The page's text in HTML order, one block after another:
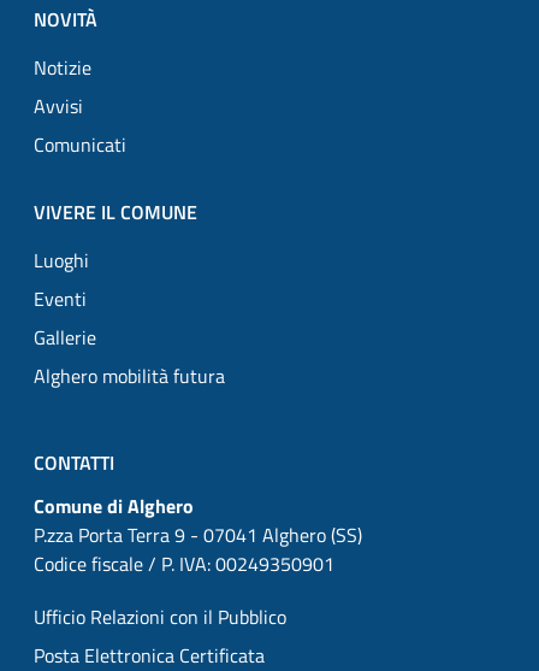
NOVITÀ
Notizie
Avvisi
Comunicati
VIVERE IL COMUNE
Luoghi
Eventi
Gallerie
Alghero mobilità futura
CONTATTI
Comune di Alghero
P.zza Porta Terra 9 - 07041 Alghero (SS)
Codice fiscale / P. IVA: 00249350901
Ufficio Relazioni con il Pubblico
Posta Elettronica Certificata